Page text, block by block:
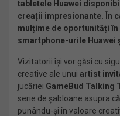
tabletele Huawei
creații impresionante. În
mulțime de oportunități
smartphone-urile Huawei
Vizitatorii își vor găsi cu
creative ale unui artist
jucăriei GameBud Talking
serie de șabloane asupra
punându-și în valoare